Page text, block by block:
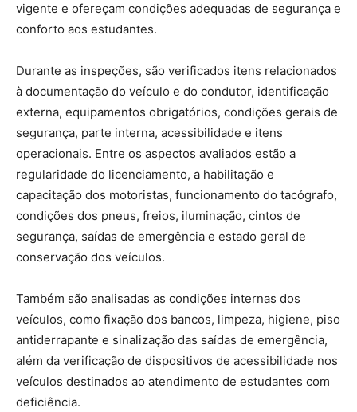
vigente e ofereçam condições adequadas de segurança e
conforto aos estudantes.
Durante as inspeções, são verificados itens relacionados
à documentação do veículo e do condutor, identificação
externa, equipamentos obrigatórios, condições gerais de
segurança, parte interna, acessibilidade e itens
operacionais. Entre os aspectos avaliados estão a
regularidade do licenciamento, a habilitação e
capacitação dos motoristas, funcionamento do tacógrafo,
condições dos pneus, freios, iluminação, cintos de
segurança, saídas de emergência e estado geral de
conservação dos veículos.
Também são analisadas as condições internas dos
veículos, como fixação dos bancos, limpeza, higiene, piso
antiderrapante e sinalização das saídas de emergência,
além da verificação de dispositivos de acessibilidade nos
veículos destinados ao atendimento de estudantes com
deficiência.